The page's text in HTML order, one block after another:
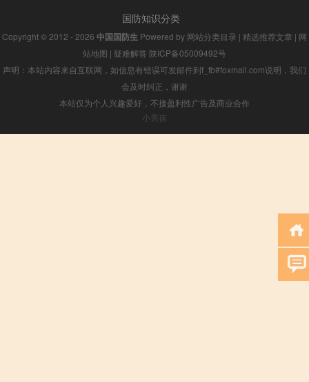
国防知识分类
Copyright © 2012 - 2026 中国国防生 Powered by 网站分类目录 | 精选推荐文章 | 网
站地图 | 疑难解答 陕ICP备05009492号
声明：本站内容来自互联网，如信息有错误可发邮件到f_fb#foxmail.com说明，我们
会及时纠正，谢谢
本站仅为个人兴趣爱好，不接盈利性广告及商业合作
小男孩